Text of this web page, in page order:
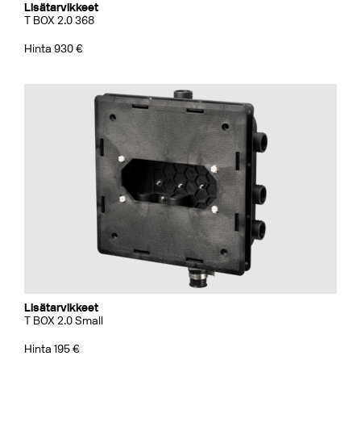
Lisätarvikkeet
T BOX 2.0 368
Hinta 930 €
Lisätarvikkeet
T BOX 2.0 Small
Hinta 195 €